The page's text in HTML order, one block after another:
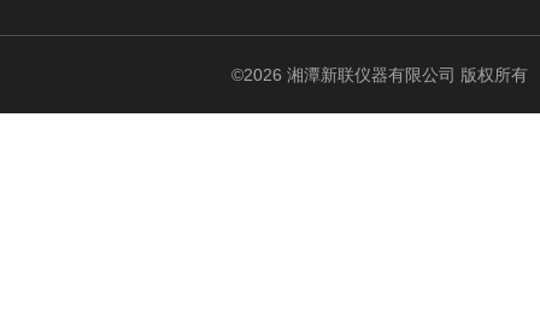
©2026 湘潭新联仪器有限公司 版权所